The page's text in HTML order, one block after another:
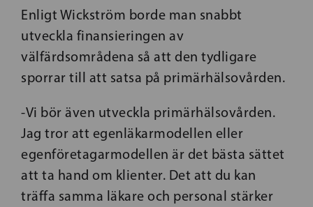
Enligt Wickström borde man snabbt
utveckla finansieringen av
välfärdsområdena så att den tydligare
sporrar till att satsa på primärhälsovården.
-Vi bör även utveckla primärhälsovården.
Jag tror att egenläkarmodellen eller
egenföretagarmodellen är det bästa sättet
att ta hand om klienter. Det att du kan
träffa samma läkare och personal stärker